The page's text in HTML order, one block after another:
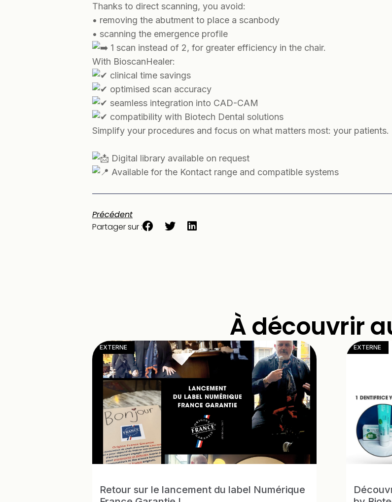
Thanks to direct scanning, you avoid:
• removing the abutment to place a scanbody
• scanning the emergence profile
1 scan instead of 2, for greater efficiency in the chair.
With BioscanHealer:
clinical time savings
optimised scan accuracy
seamless integration into CAD-CAM
compatibility with Biotech Dental solutions
Simplify your procedures and focus on what matters most: your patients.
Digital library available on request
Available for the Kontact range and compatible systems
Précédent
Partager sur :
À découvrir
EXTERNE
Retour sur le lancement du label Numérique
EXTERNE